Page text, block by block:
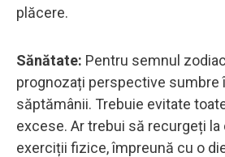
plăcere.
Sănătate: Pentru semnul
prognozați perspective sumbre
săptămânii. Trebuie evitate
excese. Ar trebui să recurgeți la
exerciții fizice, împreună cu o